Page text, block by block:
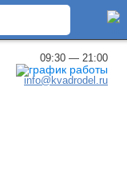
09:30 — 21:00
info@kvadrodel.ru
×